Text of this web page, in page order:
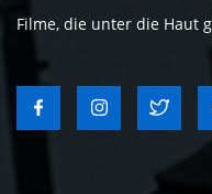
Filme, die unter die Haut